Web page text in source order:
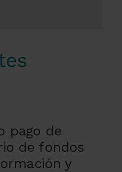
pago de
de fondos
y